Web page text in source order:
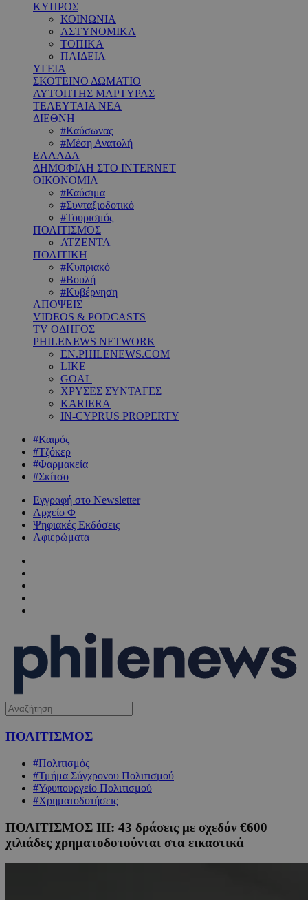
ΚΥΠΡΟΣ
ΚΟΙΝΩΝΙΑ
ΑΣΤΥΝΟΜΙΚΑ
ΤΟΠΙΚΑ
ΠΑΙΔΕΙΑ
ΥΓΕΙΑ
ΣΚΟΤΕΙΝΟ ΔΩΜΑΤΙΟ
ΑΥΤΟΠΤΗΣ ΜΑΡΤΥΡΑΣ
ΤΕΛΕΥΤΑΙΑ ΝΕΑ
ΔΙΕΘΝΗ
#Καύσωνας
#Μέση Ανατολή
ΕΛΛΑΔΑ
ΔΗΜΟΦΙΛΗ ΣΤΟ INTERNET
ΟΙΚΟΝΟΜΙΑ
#Καύσιμα
#Συνταξιοδοτικό
#Τουρισμός
ΠΟΛΙΤΙΣΜΟΣ
ΑΤΖΕΝΤΑ
ΠΟΛΙΤΙΚΗ
#Κυπριακό
#Βουλή
#Κυβέρνηση
ΑΠΟΨΕΙΣ
VIDEOS & PODCASTS
TV ΟΔΗΓΟΣ
PHILENEWS NETWORK
EN.PHILENEWS.COM
LIKE
GOAL
ΧΡΥΣΕΣ ΣΥΝΤΑΓΕΣ
KARIERA
IN-CYPRUS PROPERTY
#Καιρός
#Τζόκερ
#Φαρμακεία
#Σκίτσο
Εγγραφή στο Newsletter
Αρχείο Φ
Ψηφιακές Εκδόσεις
Αφιερώματα
ΠΟΛΙΤΙΣΜΟΣ
#Πολιτισμός
#Τμήμα Σύγχρονου Πολιτισμού
#Υφυπουργείο Πολιτισμού
#Χρηματοδοτήσεις
ΠΟΛΙΤΙΣΜΟΣ ΙΙΙ: 43 δράσεις με σχεδόν €600
χιλιάδες χρηματοδοτούνται στα εικαστικά